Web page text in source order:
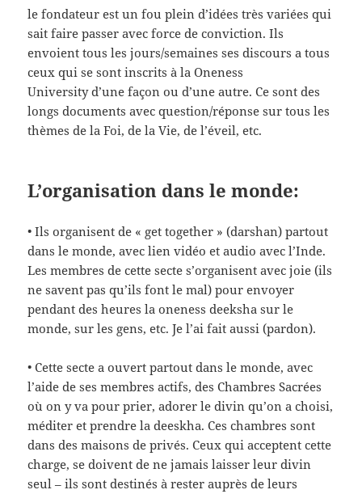
le fondateur est un fou plein d’idées très variées qui
sait faire passer avec force de conviction. Ils
envoient tous les jours/semaines ses discours a tous
ceux qui se sont inscrits à la Oneness
University d’une façon ou d’une autre. Ce sont des
longs documents avec question/réponse sur tous les
thèmes de la Foi, de la Vie, de l’éveil, etc.
L’organisation dans le monde:
• Ils organisent de « get together » (darshan) partout
dans le monde, avec lien vidéo et audio avec l’Inde.
Les membres de cette secte s’organisent avec joie (ils
ne savent pas qu’ils font le mal) pour envoyer
pendant des heures la oneness deeksha sur le
monde, sur les gens, etc. Je l’ai fait aussi (pardon).
• Cette secte a ouvert partout dans le monde, avec
l’aide de ses membres actifs, des Chambres Sacrées
où on y va pour prier, adorer le divin qu’on a choisi,
méditer et prendre la deeskha. Ces chambres sont
dans des maisons de privés. Ceux qui acceptent cette
charge, se doivent de ne jamais laisser leur divin
seul – ils sont destinés à rester auprès de leurs